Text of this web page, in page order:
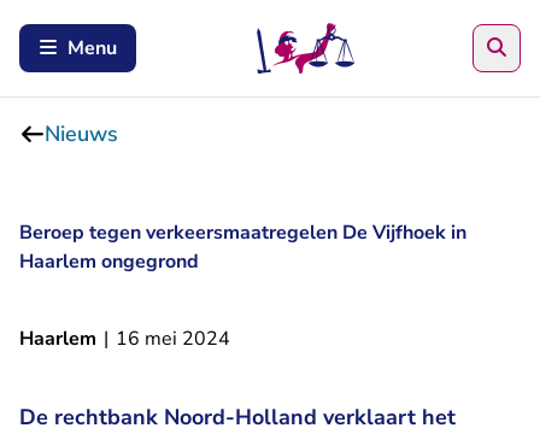
Menu
Nieuws
Beroep tegen verkeersmaatregelen De Vijfhoek in
Haarlem ongegrond
Haarlem | 16 mei 2024
De rechtbank Noord-Holland verklaart het